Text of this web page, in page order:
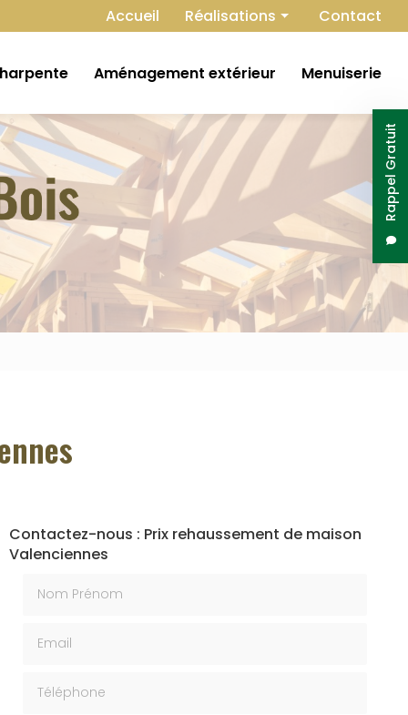
Navigation secondaire
Accueil Réalisations
Construction
Isolation
Charpente
Aménagement extérieur
Menuiserie
Contact
Rappel Gratuit
Aménagement extérieur Menuiserie
Contactez-nous : Prix rehaussement de maison
Valenciennes